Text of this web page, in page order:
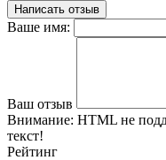
Написать отзыв
Ваше имя:
Ваш отзыв
Внимание: HTML не
текст!
Рейтинг